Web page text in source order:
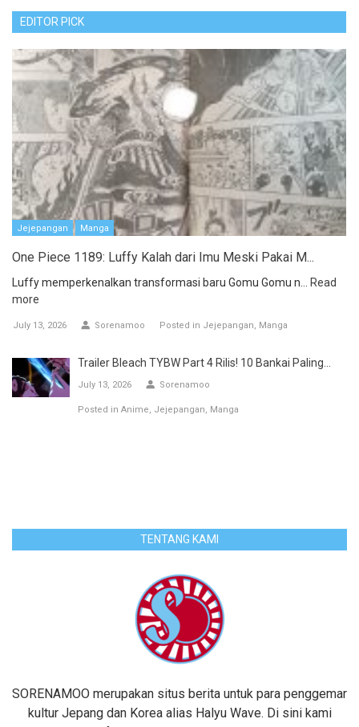
EDITOR PICK
Jejepangan Manga
One Piece 1189: Luffy Kalah dari Imu Meski Pakai M...
Luffy memperkenalkan transformasi baru Gomu Gomu n... Read
more
July 13, 2026 Sorenamoo Posted in Jejepangan Manga
Trailer Bleach TYBW Part 4 Rilis! 10 Bankai Paling...
July 13, 2026 Sorenamoo
Posted in Anime Jejepangan Manga
TENTANG KAMI
SORENAMOO merupakan situs berita untuk para penggemar
kultur Jepang dan Korea alias Halyu Wave. Di sini kami